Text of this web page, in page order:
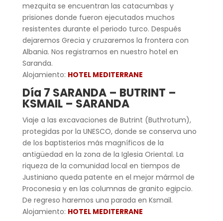
mezquita se encuentran las catacumbas y
prisiones donde fueron ejecutados muchos
resistentes durante el periodo turco. Después
dejaremos Grecia y cruzaremos la frontera con
Albania. Nos registramos en nuestro hotel en
Saranda.
Alojamiento: HOTEL MEDITERRANE
Día 7 SARANDA – BUTRINT –
KSMAIL – SARANDA
Viaje a las excavaciones de Butrint (Buthrotum),
protegidas por la UNESCO, donde se conserva uno
de los baptisterios más magníficos de la
antigüedad en la zona de la Iglesia Oriental. La
riqueza de la comunidad local en tiempos de
Justiniano queda patente en el mejor mármol de
Proconesia y en las columnas de granito egipcio.
De regreso haremos una parada en Ksmail.
Alojamiento: HOTEL MEDITERRANE